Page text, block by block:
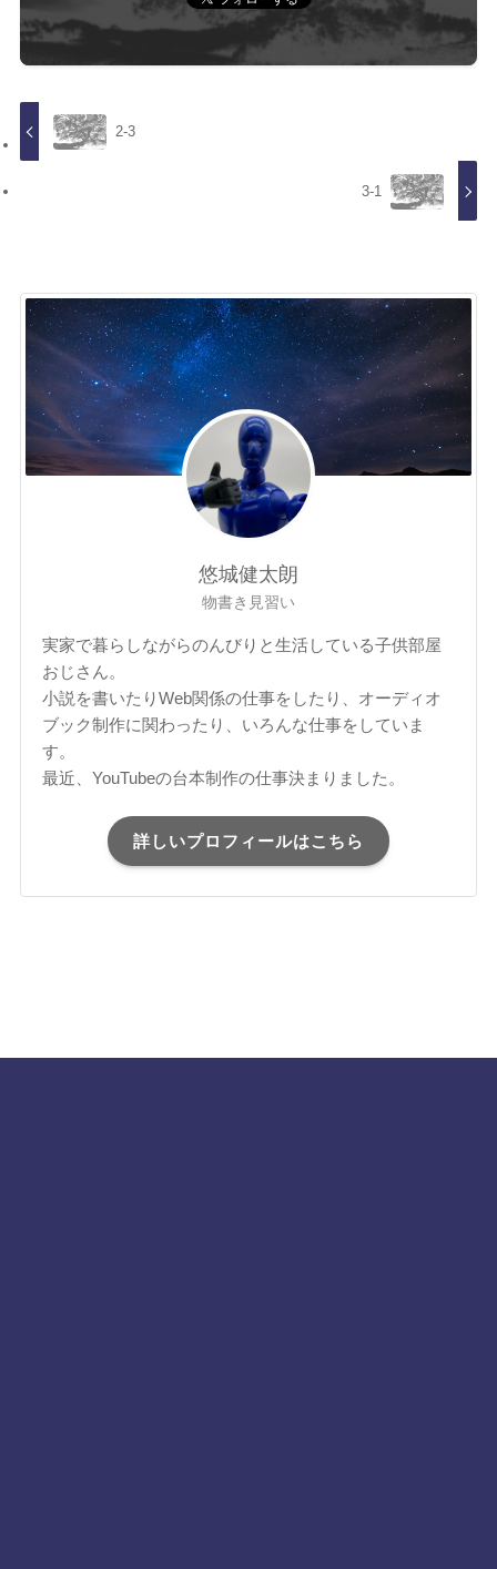
2-3
3-1
悠城健太朗
物書き見習い
実家で暮らしながらのんびりと生活している子供部屋
おじさん。
小説を書いたりWeb関係の仕事をしたり、オーディオ
ブック制作に関わったり、いろんな仕事をしていま
す。
最近、YouTubeの台本制作の仕事決まりました。
詳しいプロフィールはこちら